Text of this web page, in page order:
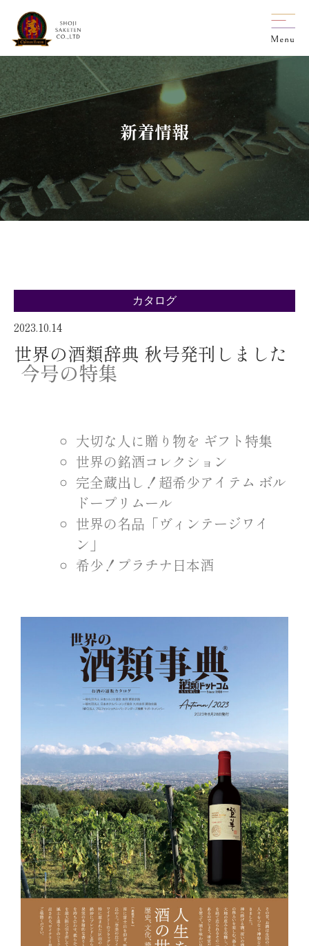
新着情報
カタログ
2023.10.14
世界の酒類辞典 秋号発刊しました
今号の特集
大切な人に贈り物を ギフト特集
世界の銘酒コレクション
完全蔵出し！超希少アイテム ボル
ドープリムール
世界の名品「ヴィンテージワイ
ン」
希少！プラチナ日本酒